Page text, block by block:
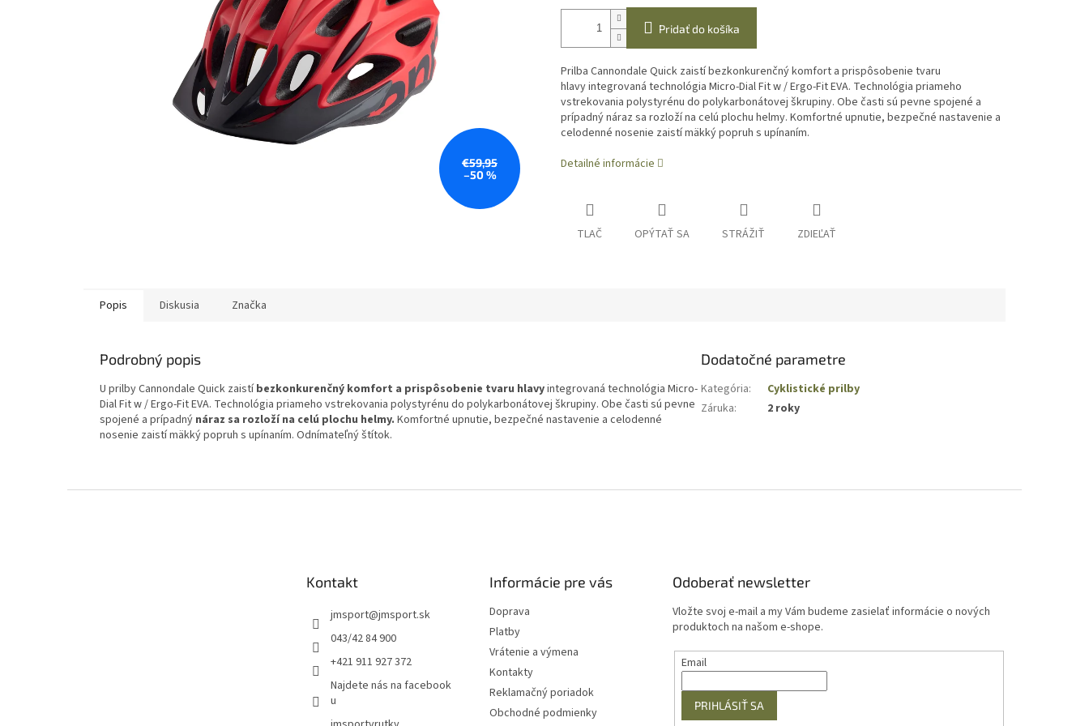
€59,95
–50 %
Pridať do košíka
Prilba Cannondale Quick zaistíbezkonkurenčný komfort a prispôsobenie tvaru
hlavyintegrovaná technológia Micro-Dial Fit w / Ergo-Fit EVA. Technológia priameho
vstrekovania polystyrénu do polykarbonátovej škrupiny. Obe časti sú pevne spojené a
prípadnýnáraz sa rozloží na celú plochu helmy. Komfortné upnutie, bezpečné nastavenie a
celodenné nosenie zaistí mäkký popruh s upínaním.
Detailné informácie
TLAČ OPÝTAŤ SA STRÁŽIŤ ZDIEĽAŤ
Popis Diskusia Značka
Podrobný popis
U prilby Cannondale Quick zaistíbezkonkurenčný komfort a prispôsobenie tvaru hlavyintegrovaná technológia Micro-
Dial Fit w / Ergo-Fit EVA. Technológia priameho vstrekovania polystyrénu do polykarbonátovej škrupiny. Obe časti sú pevne
spojené a prípadný náraz sa rozloží na celú plochu helmy. Komfortné upnutie, bezpečné nastavenie a celodenné
nosenie zaistí mäkký popruh s upínaním. Odnímateľný štítok.
Dodatočné parametre
Kategória:
Cyklistické prilby
Záruka: 2 roky
Kontakt
jmsport@jmsport.sk
043/42 84 900
+421 911 927 372
Najdete nás na facebook
u
Informácie pre vás
Doprava
Platby
Vrátenie a výmena
Kontakty
Reklamačný poriadok
Obchodné podmienky
Odoberať newsletter
Vložte svoj e-mail a my Vám budeme zasielať informácie o nových
produktoch na našom e-shope.
Email
PRIHLÁSIŤ SA